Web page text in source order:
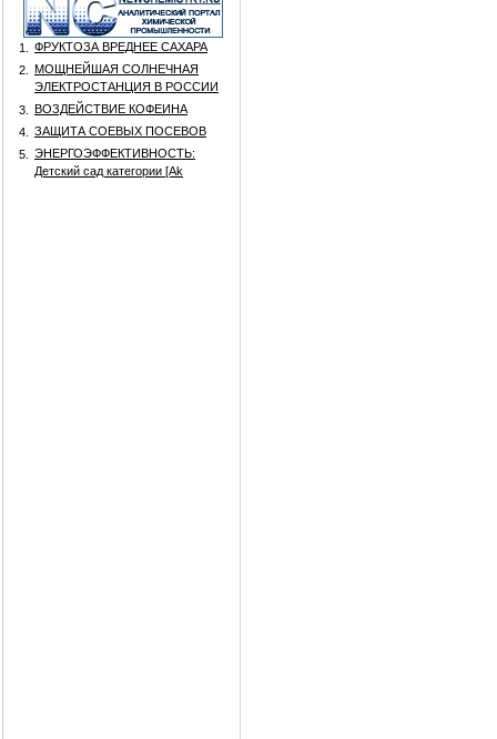
1.
ФРУКТОЗА ВРЕДНЕЕ САХАРА
2.
МОЩНЕЙШАЯ СОЛНЕЧНАЯ
ЭЛЕКТРОСТАНЦИЯ В РОССИИ
3.
ВОЗДЕЙСТВИЕ КОФЕИНА
4.
ЗАЩИТА СОЕВЫХ ПОСЕВОВ
5.
ЭНЕРГОЭФФЕКТИВНОСТЬ:
Детский сад категории [Аk